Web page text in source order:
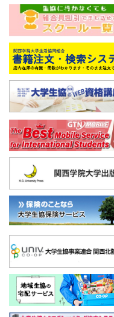
（
お
住
夏
お知
秋
ー
ャ
2026.06.23(火)お知
フォーラム店書